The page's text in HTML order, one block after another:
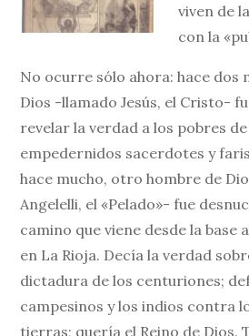
viven de
con la
No ocurre sólo ahora: hace dos
Dios -llamado Jesús, el Cristo-
revelar la verdad a los pobres de
empedernidos sacerdotes y
hace mucho, otro hombre de
Angelelli, el «Pelado»- fue
camino que viene desde la base
en La Rioja. Decía la verdad
dictadura de los centuriones;
campesinos y los indios contra
tierras; quería el Reino de Dios.